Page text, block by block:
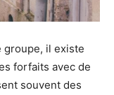
groupe, il existe
forfaits avec de
souvent des